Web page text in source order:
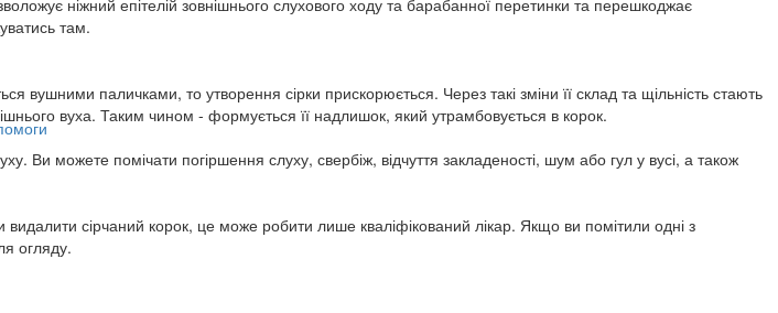
ніжний епітелій зовнішнього слухового ходу та барабанної перетинки та перешкоджає
там.
вушними паличками, то утворення сірки прискорюється. Через такі зміни її склад та щільність стають
вуха. Таким чином - формується її надлишок, який утрамбовується в корок.
Ви можете помічати погіршення слуху, свербіж, відчуття закладеності, шум або гул у вусі, а також
сірчаний корок, це може робити лише кваліфікований лікар. Якщо ви помітили одні з
огляду.